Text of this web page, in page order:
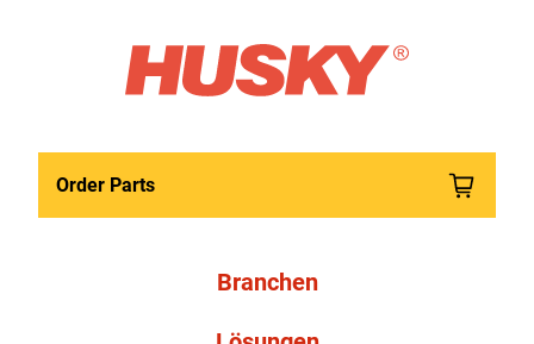
Order Parts
Branchen